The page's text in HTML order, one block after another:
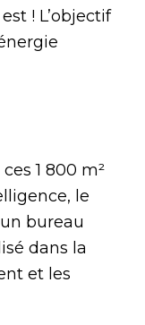
! L’objectif
1 800 m²
le
bureau
dans la
et les